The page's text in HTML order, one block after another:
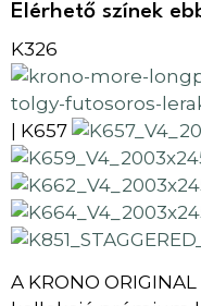
Elérhető színek
K326
K657
A KRONO